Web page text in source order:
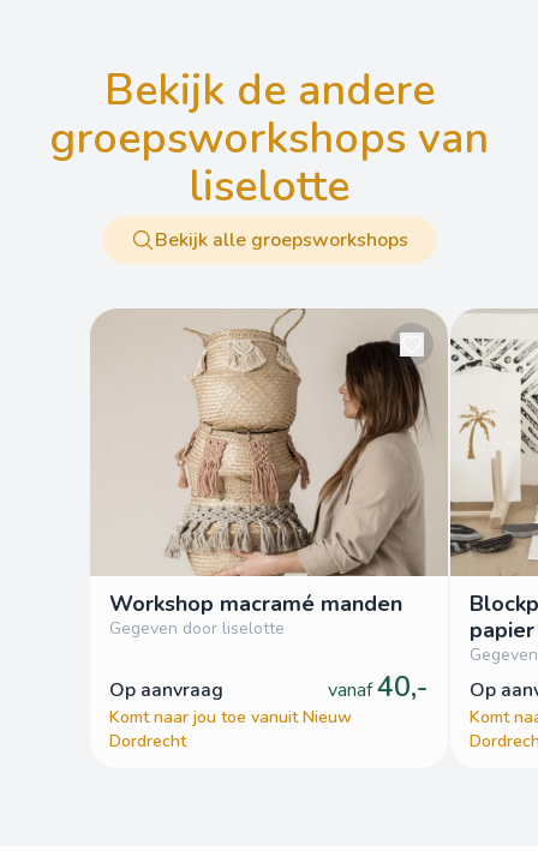
bekijk de andere
groepsworkshops van
liselotte
Bekijk alle groepsworkshops
Workshop macramé manden
Gegeven door liselotte
op aanvraag vanaf40,-
Komt naar jou toe vanuit Nieuw
Dordrecht
op
Komt